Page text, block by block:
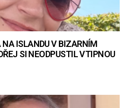
ISLANDU V BIZARNÍM
SI NEODPUSTIL VTIPNOU